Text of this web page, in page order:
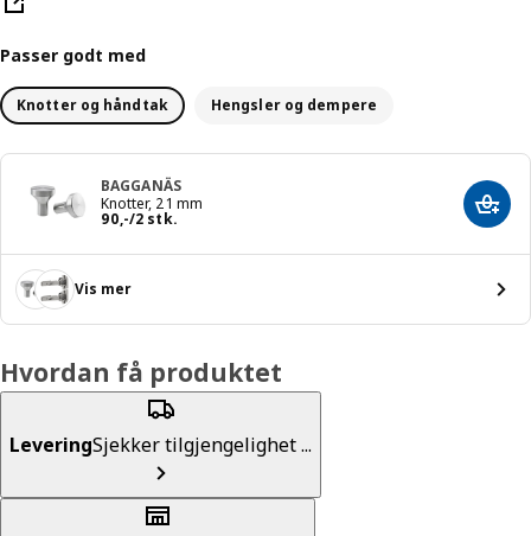
Passer godt med
Knotter og håndtak Hengsler og dempere
BAGGANÄS
Knotter, 21 mm
90,-/2 stk.
Pris 90,-/2 stk. Legg
Vis mer
Hvordan få produktet
LeveringSjekker tilgjengelighet ...